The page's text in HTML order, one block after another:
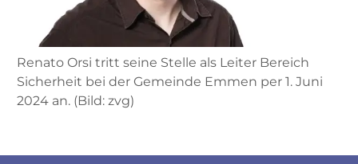
Renato Orsi tritt seine Stelle als Leiter Bereich
Sicherheit bei der Gemeinde Emmen per 1. Juni
2024 an. (Bild: zvg)